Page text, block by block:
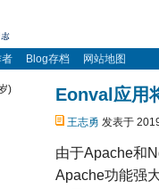
者 Blog存档 网站地图
Eonval应用
王志勇 发表于
由于Apache和
Apache功能强
)